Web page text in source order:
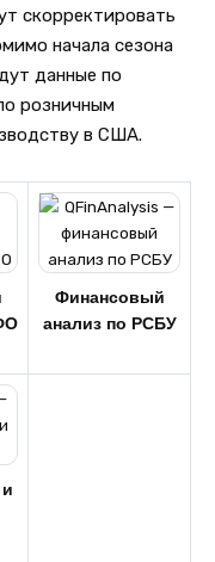
скорректировать
начала сезона
данные по
розничным
в США.
Финансовый
анализ по РСБУ